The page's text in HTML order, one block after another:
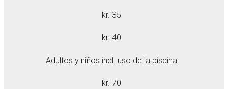
kr. 35
kr. 40
Adultos y niños incl. uso de la piscina
kr. 70